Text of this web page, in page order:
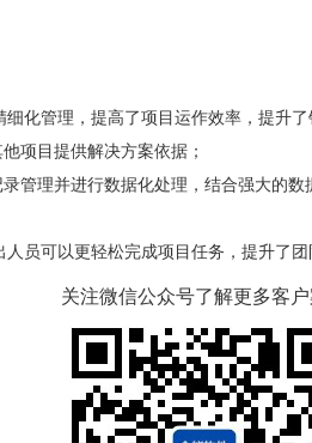
细化管理，提高了项目运作效率，提升
项目提供解决方案依据；
管理并进行数据化处理，结合强大的
人员可以更轻松完成项目任务，提升了
关注微信公众号了解更多客户